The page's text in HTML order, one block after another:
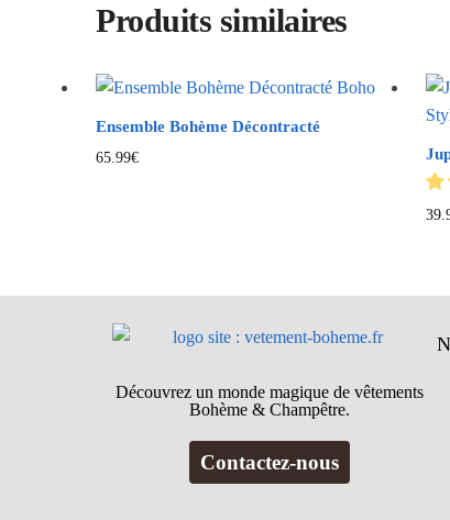
Produits similaires
Ensemble Bohème Décontracté
65.99€
Découvrez un monde magique de vêtements
Bohème & Champêtre.
Contactez-nous